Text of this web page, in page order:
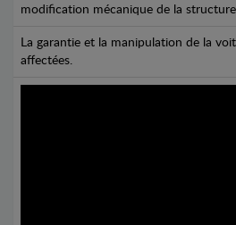
modification mécanique de la
La garantie et la manipulation de la
affectées.